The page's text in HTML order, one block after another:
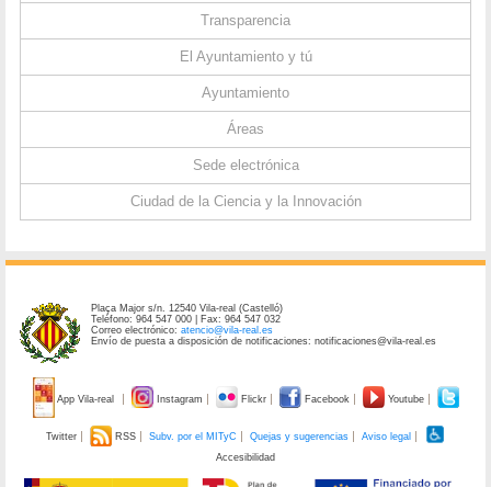
Transparencia
El Ayuntamiento y tú
Ayuntamiento
Áreas
Sede electrónica
Ciudad de la Ciencia y la Innovación
Plaça Major s/n. 12540 Vila-real (Castelló)
Teléfono: 964 547 000 | Fax: 964 547 032
Correo electrónico:atencio@vila-real.es
Envío de puesta a disposición de notificaciones: notificaciones@vila-real.es
App Vila-real Instagram Flickr Facebook Youtube
Twitter RSS Subv. por el MITyC Quejas y sugerencias
Aviso legal
Accesibilidad